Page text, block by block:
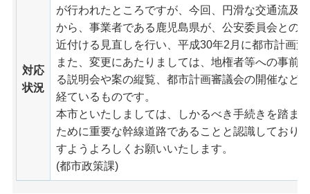
対応
状況
が行われたところですが、今回、円滑な交通流及
から、事業者である鹿児島県が、公安委員会との
近付ける見直しを行い、平成30年2月に都市計画
また、変更にあたりましては、地権者等への事前
る説明会や案の縦覧、都市計画審議会の開催など
経ているものです。
本市といたしましては、しかるべき手続きを踏ま
ために重要な幹線道路であることと認識しており
すようよろしくお願いいたします。
(都市政策課)